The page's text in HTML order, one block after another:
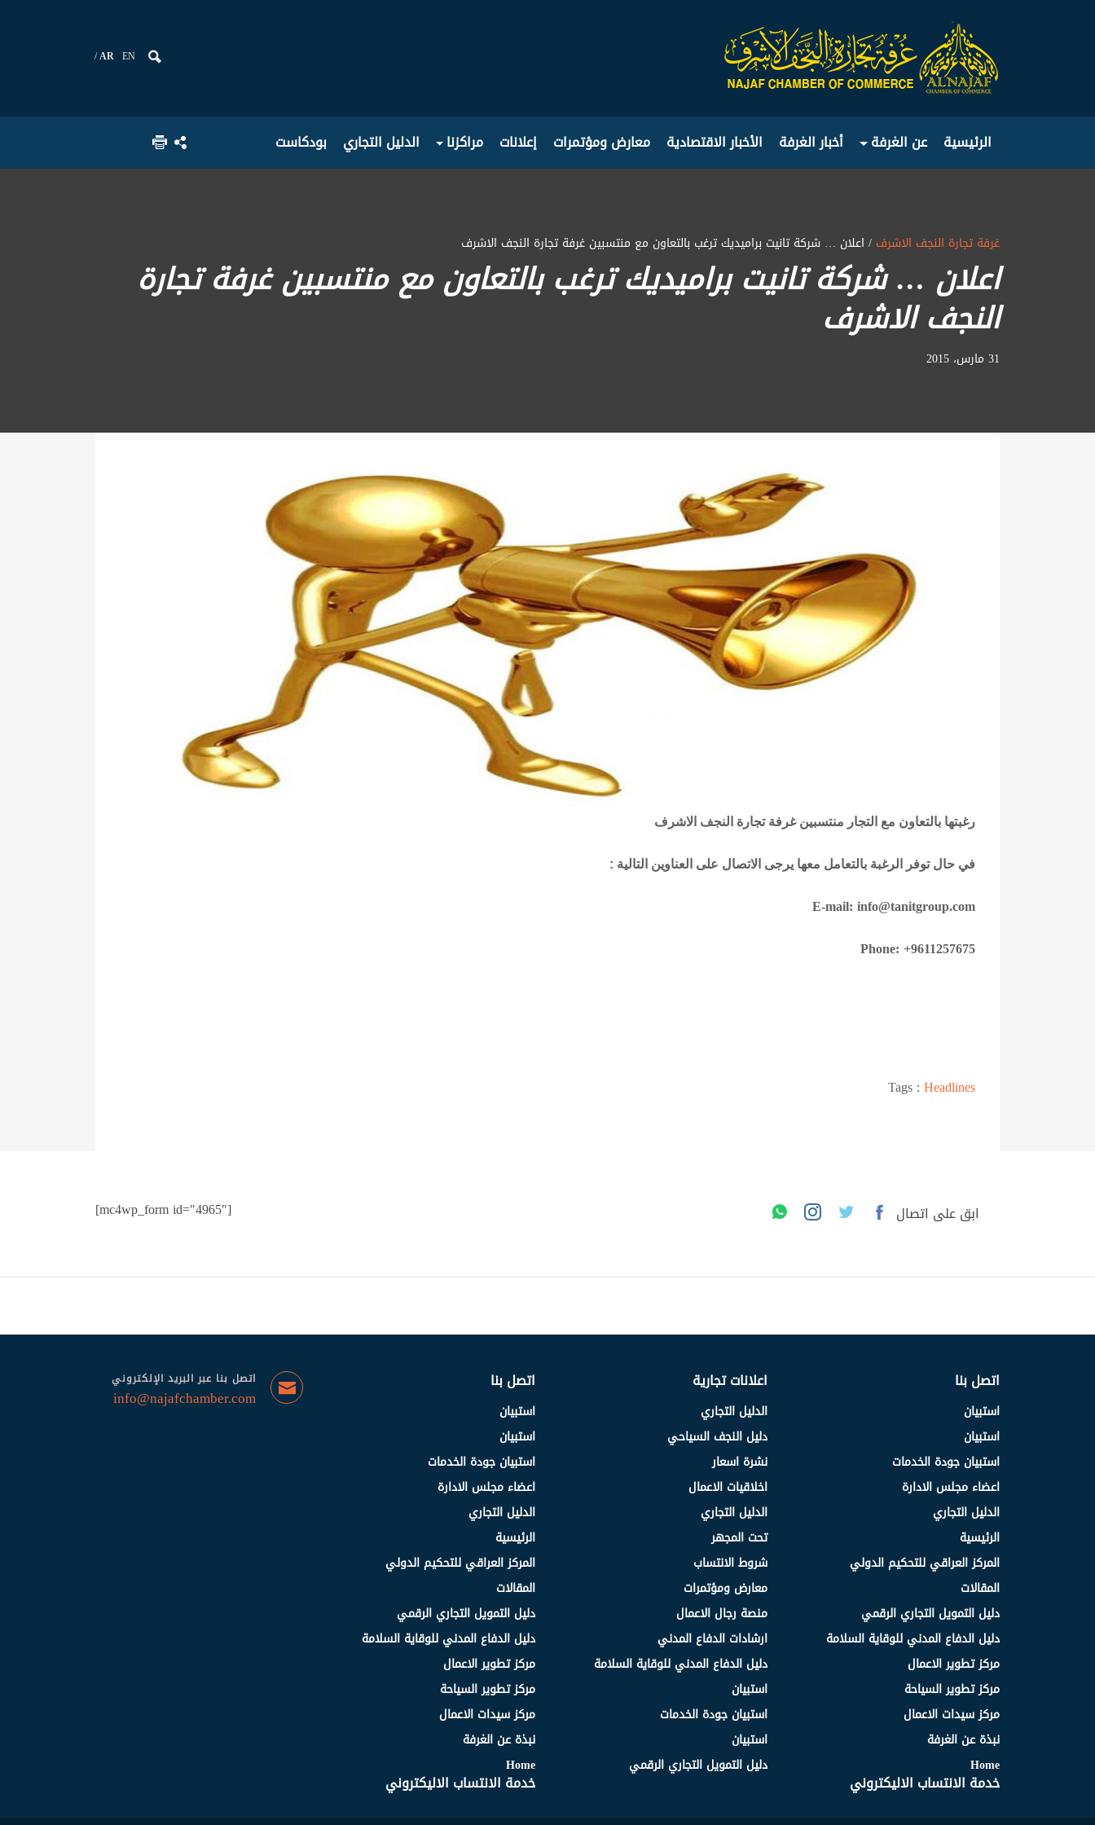
AR EN
الرئيسية عن الغرفة أخبار الغرفة الأخبار الاقتصادية معارض ومؤتمرات إعلانات مراكزنا الدليل التجاري بودكاست
غرفة تجارة النجف الاشرف / اعلان … شركة تانيت براميديك ترغب بالتعاون مع منتسبين غرفة تجارة النجف الاشرف
اعلان … شركة تانيت براميديك ترغب بالتعاون مع منتسبين غرفة تجارة
النجف الاشرف
31 مارس، 2015
رغبتها بالتعاون مع التجار منتسبين غرفة تجارة النجف الاشرف
في حال توفر الرغبة بالتعامل معها يرجى الاتصال على العناوين التالية :
E-mail:info@tanitgroup.com
Phone: +9611257675
Tags :Headlines
ابق على اتصال [mc4wp_form id="4965"]
اتصل بنا
استبيان
استبيان
استبيان جودة الخدمات
اعضاء مجلس الادارة
الدليل التجاري
الرئيسية
المركز العراقي للتحكيم الدولي
المقالات
دليل التمويل التجاري الرقمي
دليل الدفاع المدني للوقاية السلامة
مركز تطوير الاعمال
مركز تطوير السياحة
مركز سيدات الاعمال
نبذة عن الغرفة
Home
خدمة الانتساب الاليكتروني
اعلانات تجارية
الدليل التجاري
دليل النجف السياحي
نشرة اسعار
اخلاقيات الاعمال
الدليل التجاري
تحت المجهر
شروط الانتساب
معارض ومؤتمرات
منصة رجال الاعمال
ارشادات الدفاع المدني
دليل الدفاع المدني للوقاية السلامة
استبيان
استبيان جودة الخدمات
استبيان
دليل التمويل التجاري الرقمي
اتصل بنا
استبيان
استبيان
استبيان جودة الخدمات
اعضاء مجلس الادارة
الدليل التجاري
الرئيسية
المركز العراقي للتحكيم الدولي
المقالات
دليل التمويل التجاري الرقمي
دليل الدفاع المدني للوقاية السلامة
مركز تطوير الاعمال
مركز تطوير السياحة
مركز سيدات الاعمال
نبذة عن الغرفة
Home
خدمة الانتساب الاليكتروني
اتصل بنا عبر البريد الإلكتروني
info@najafchamber.com